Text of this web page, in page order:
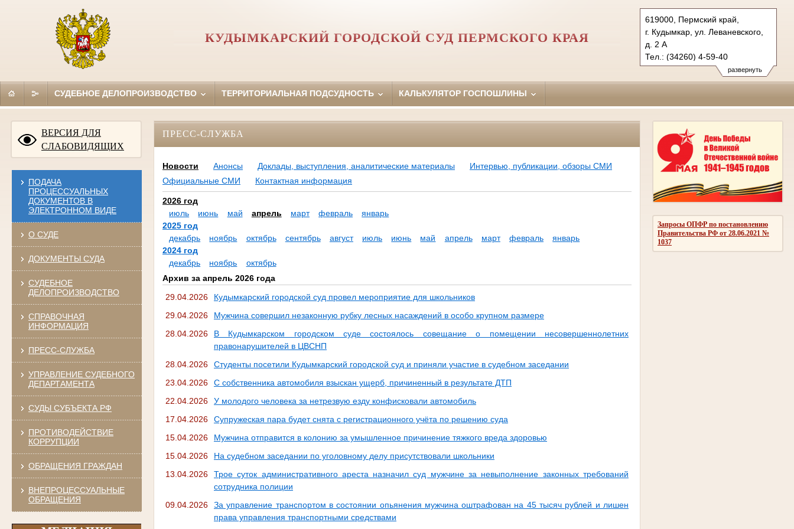
развернуть
619000, Пермский край,
г. Кудымкар, ул. Леваневского,
д. 2 А
Тел.: (34260) 4-59-40
kudymkarsky.kpo@sudrf.ru
КУДЫМКАРСКИЙ ГОРОДСКОЙ СУД ПЕРМСКОГО КРАЯ
СУДЕБНОЕ ДЕЛОПРОИЗВОДСТВО ТЕРРИТОРИАЛЬНАЯ ПОДСУДНОСТЬ КАЛЬКУЛЯТОР ГОСПОШЛИНЫ
ВЕРСИЯ ДЛЯ
СЛАБОВИДЯЩИХ
ПОДАЧА
ПРОЦЕССУАЛЬНЫХ
ДОКУМЕНТОВ В
ЭЛЕКТРОННОМ ВИДЕ
О СУДЕ
ДОКУМЕНТЫ СУДА
СУДЕБНОЕ
ДЕЛОПРОИЗВОДСТВО
СПРАВОЧНАЯ
ИНФОРМАЦИЯ
ПРЕСС-СЛУЖБА
УПРАВЛЕНИЕ СУДЕБНОГО
ДЕПАРТАМЕНТА
СУДЫ СУБЪЕКТА РФ
ПРОТИВОДЕЙСТВИЕ
КОРРУПЦИИ
ОБРАЩЕНИЯ ГРАЖДАН
ВНЕПРОЦЕССУАЛЬНЫЕ
ОБРАЩЕНИЯ
Запросы ОПФР по постановлению
Правительства РФ от 28.06.2021 №
1037
ПРЕСС-СЛУЖБА
Новости Анонсы Доклады, выступления, аналитические материалы
Интервью, публикации, обзоры СМИ
Официальные СМИ
Контактная информация
2026 год
июль
июнь май апрель март февраль
январь
2025 год
декабрь
ноябрь октябрь сентябрь август июль июнь май апрель март февраль
январь
2024 год
декабрь
ноябрь
октябрь
Архив за апрель 2026 года
29.04.2026
Кудымкарский городской суд провел мероприятие для школьников
29.04.2026
Мужчина совершил незаконную рубку лесных насаждений в особо крупном размере
28.04.2026
В Кудымкарском городском суде состоялось совещание о помещении несовершеннолетних
правонарушителей в ЦВСНП
28.04.2026
Студенты посетили Кудымкарский городской суд и приняли участие в судебном заседании
23.04.2026
С собственника автомобиля взыскан ущерб, причиненный в результате ДТП
22.04.2026
У молодого человека за нетрезвую езду конфисковали автомобиль
17.04.2026
Супружеская пара будет снята с регистрационного учёта по решению суда
15.04.2026
Мужчина отправится в колонию за умышленное причинение тяжкого вреда здоровью
15.04.2026
На судебном заседании по уголовному делу присутствовали школьники
13.04.2026
Трое суток административного ареста назначил суд мужчине за невыполнение законных требований
сотрудника полиции
09.04.2026
За управление транспортом в состоянии опьянения мужчина оштрафован на 45 тысяч рублей и лишен
права управления транспортными средствами